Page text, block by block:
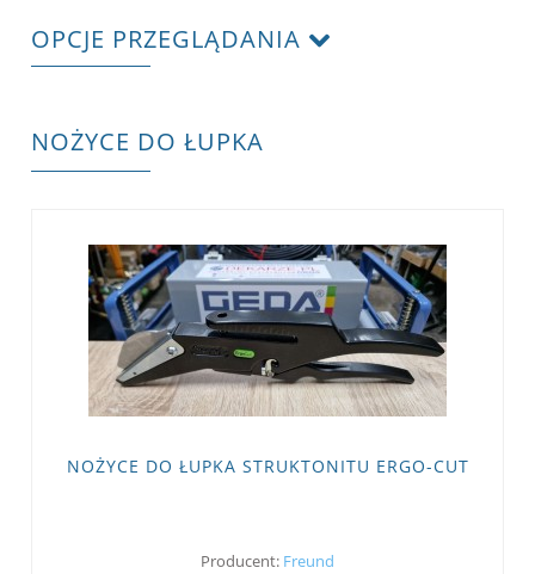
OPCJE PRZEGLĄDANIA
NOŻYCE DO ŁUPKA
NOŻYCE DO ŁUPKA STRUKTONITU ERGO-CUT
Producent: Freund